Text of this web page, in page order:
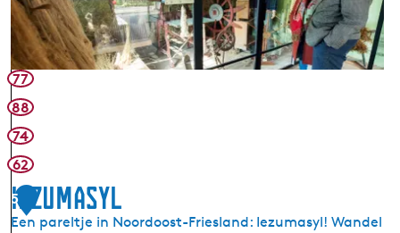
s
m
u
s
e
u
m
I
B
r
77
88
74
62
5
Iezumasyl
Een pareltje in Noordoost-Friesland: Iezumasyl! Wandel